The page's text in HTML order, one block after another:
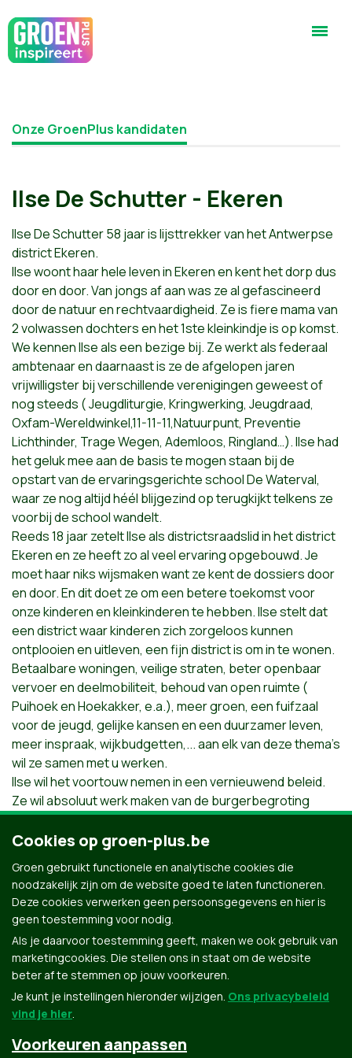
Onze GroenPlus kandidaten
Ilse De Schutter - Ekeren
Ilse De Schutter 58 jaar is lijsttrekker van het Antwerpse
district Ekeren.
Ilse woont haar hele leven in Ekeren en kent het dorp dus
door en door. Van jongs af aan was ze al gefascineerd
door de natuur en rechtvaardigheid. Ze is fiere mama van
2 volwassen dochters en het 1ste kleinkindje is op komst.
We kennen Ilse als een bezige bij. Ze werkt als federaal
ambtenaar en daarnaast is ze de afgelopen jaren
vrijwilligster bij verschillende verenigingen geweest of
nog steeds ( Jeugdliturgie, Kringwerking, Jeugdraad,
Oxfam-Wereldwinkel,11-11-11,Natuurpunt, Preventie
Lichthinder, Trage Wegen, Ademloos, Ringland…). Ilse had
het geluk mee aan de basis te mogen staan bij de
opstart van de ervaringsgerichte school De Waterval,
waar ze nog altijd héél blijgezind op terugkijkt telkens ze
voorbij de school wandelt.
Reeds 18 jaar zetelt Ilse als districtsraadslid in het district
Ekeren en ze heeft zo al veel ervaring opgebouwd. Je
moet haar niks wijsmaken want ze kent de dossiers door
en door. En dit doet ze om een betere toekomst voor
onze kinderen en kleinkinderen te hebben. llse stelt dat
een district waar kinderen zich zorgeloos kunnen
ontplooien en uitleven, een fijn district is om in te wonen.
Betaalbare woningen, veilige straten, beter openbaar
vervoer en deelmobiliteit, behoud van open ruimte (
Puihoek en Hoekakker, e.a.), meer groen, een fuifzaal
voor de jeugd, gelijke kansen en een duurzamer leven,
meer inspraak, wijkbudgetten,... aan elk van deze thema’s
wil ze samen met u werken.
Ilse wil het voortouw nemen in een vernieuwend beleid.
Ze wil absoluut werk maken van de burgerbegroting
,waarbij de Ekerenaars autonoom beslissen over 10%
van de totale begroting. Want samen met de burgers
gezondere, eerlijkere en menselijkere samenleving.
Ekeren kan dat.
Groen.be
Cookies op groen-plus.be
Groen gebruikt functionele en analytische cookies die
noodzakelijk zijn om de website goed te laten functioneren.
Deze cookies verwerken geen persoonsgegevens en hier is
geen toestemming voor nodig.
Als je daarvoor toestemming geeft, maken we ook gebruik van
marketingcookies. Die stellen ons in staat om de website
beter af te stemmen op jouw voorkeuren.
Je kunt je instellingen hieronder wijzigen. Ons privacybeleid
vind je hier.
Voorkeuren aanpassen